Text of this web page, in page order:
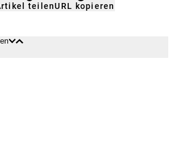
teilenURL kopieren
InhaltInhalt